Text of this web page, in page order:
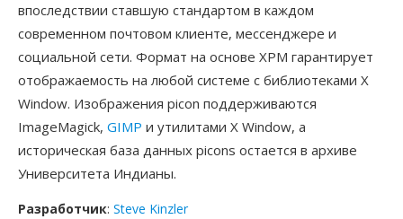
впоследствии ставшую стандартом в каждом
современном почтовом клиенте, мессенджере и
социальной сети. Формат на основе XPM гарантирует
отображаемость на любой системе с библиотеками X
Window. Изображения picon поддерживаются
ImageMagick, GIMP и утилитами X Window, а
историческая база данных picons остается в архиве
Университета Индианы.
Разработчик: Steve Kinzler